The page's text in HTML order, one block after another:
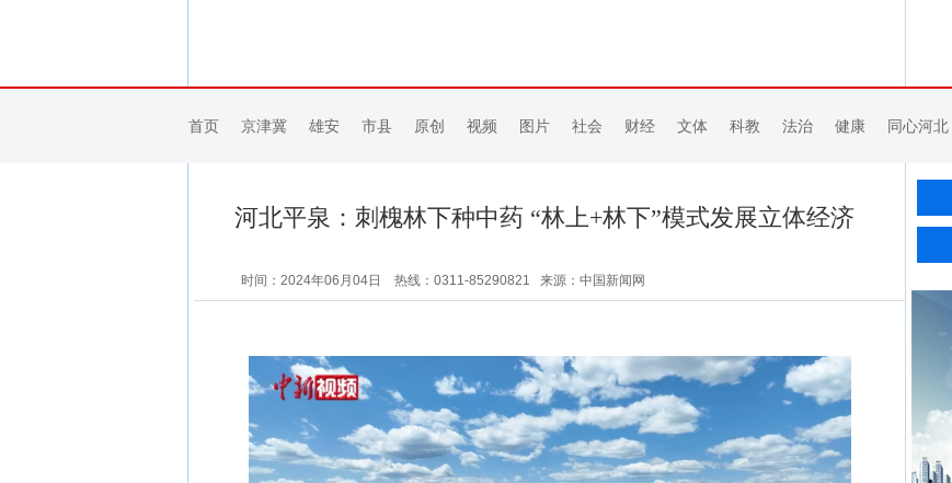
首页 京津冀 雄安 市县 原创 视频 图片 社会 财经 文体 科教 法治 健康 同心河北
河北平泉：刺槐林下种中药 “林上+林下”模式发展立体经济
时间：2024年06月04日 热线：0311-85290821 来源：中国新闻网